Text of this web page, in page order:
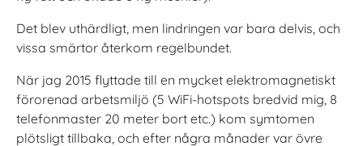
Det blev uthärdligt, men lindringen var bara delvis, och
vissa smärtor återkom regelbundet.
När jag 2015 flyttade till en mycket elektromagnetiskt
förorenad arbetsmiljö (5 WiFi-hotspots bredvid mig, 8
telefonmaster 20 meter bort etc.) kom symtomen
plötsligt tillbaka, och efter några månader var övre